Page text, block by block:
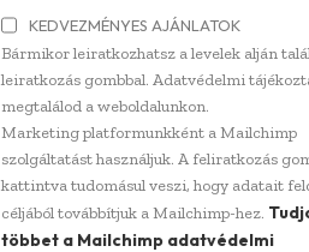
KEDVEZMÉNYES AJÁNLATOK
Bármikor leiratkozhatsz a levelek alján
leiratkozás gombbal. Adatvédelmi
megtalálod a weboldalunkon.
Marketing platformunkként a Mailchimp
szolgáltatást használjuk. A feliratkozás
kattintva tudomásul veszi, hogy adatait
céljából továbbítjuk a Mailchimp-hez.
többet a Mailchimp adatvédelmi